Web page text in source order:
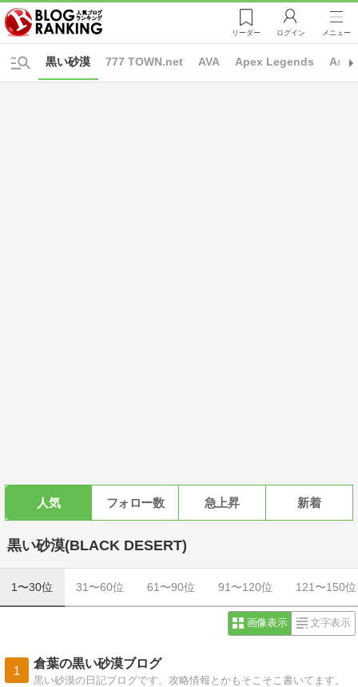
リーダー ログイン メニュー
777 TOWN.net AVA Apex Legends
黒い砂漠
人気 フォロー数 急上昇 新着
黒い砂漠(BLACK DESERT)
1〜30位 31〜60位 61〜90位 91〜120位 121〜150位
画像表示 文字表示
1
倉葉の黒い砂漠ブログ
黒い砂漠の日記ブログです。攻略情報とかもそこそこ書いてます。